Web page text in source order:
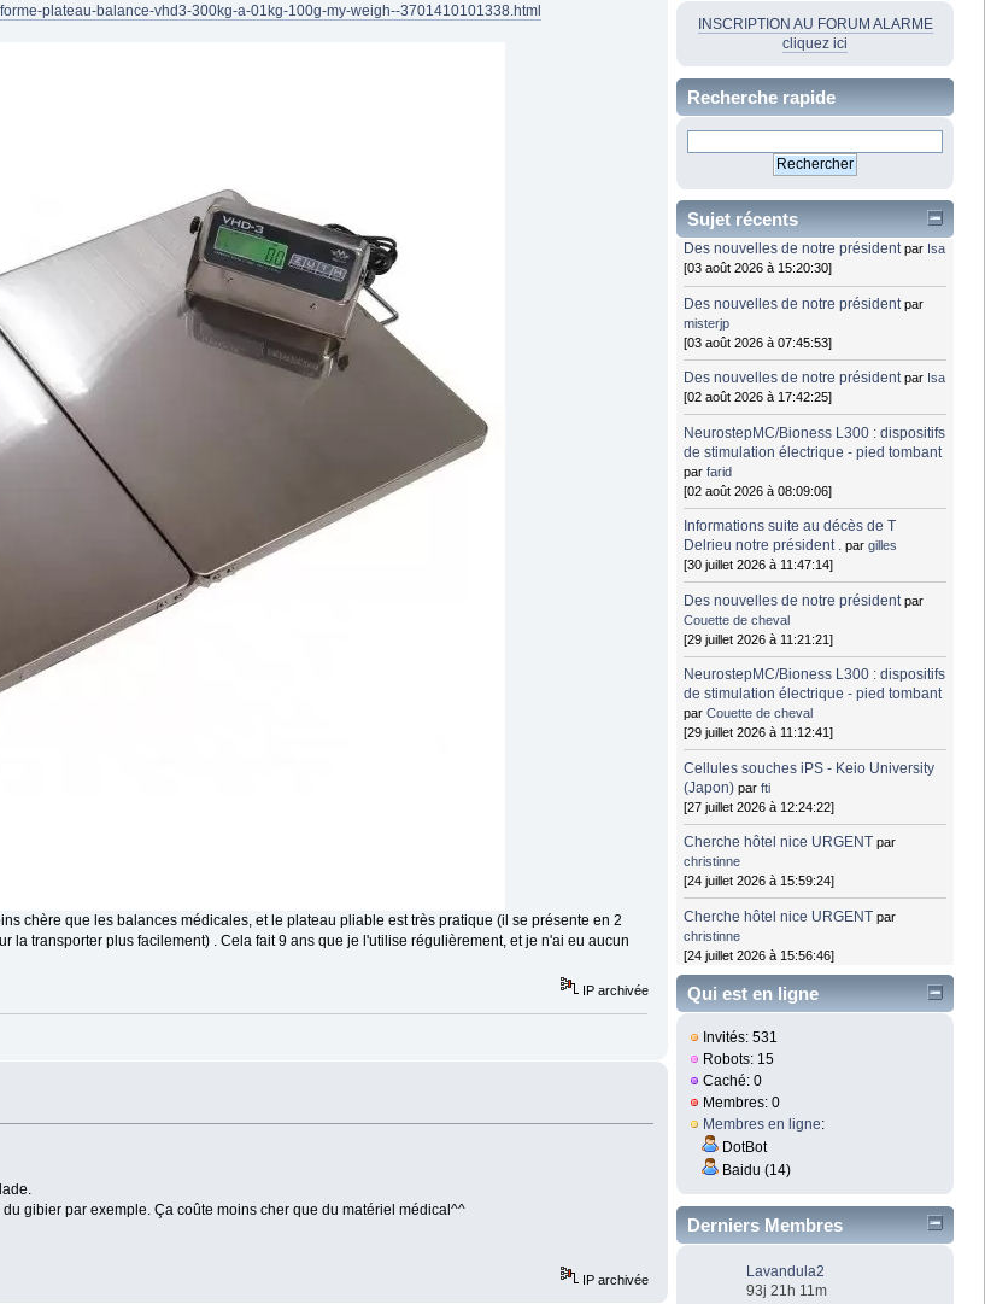
plateau-balance-vhd3-300kg-a-01kg-100g-my-weigh--3701410101338.html
chère que les balances médicales, et le plateau pliable est très pratique (il se présente en 2
la transporter plus facilement) . Cela fait 9 ans que je l'utilise régulièrement, et je n'ai eu aucun
IP archivée
gibier par exemple. Ça coûte moins cher que du matériel médical^^
IP archivée
INSCRIPTION AU FORUM ALARME
cliquez ici
Recherche rapide
Sujet récents
Des nouvelles de notre président par Isa
[03 août 2026 à 15:20:30]
Des nouvelles de notre président par
misterjp
[03 août 2026 à 07:45:53]
Des nouvelles de notre président par Isa
[02 août 2026 à 17:42:25]
NeurostepMC/Bioness L300 : dispositifs
de stimulation électrique - pied tombant
parfarid
[02 août 2026 à 08:09:06]
Informations suite au décès de T
Delrieu notre président . pargilles
[30 juillet 2026 à 11:47:14]
Des nouvelles de notre président par
Couette de cheval
[29 juillet 2026 à 11:21:21]
NeurostepMC/Bioness L300 : dispositifs
de stimulation électrique - pied tombant
parCouette de cheval
[29 juillet 2026 à 11:12:41]
Cellules souches iPS - Keio University
(Japon) parfti
[27 juillet 2026 à 12:24:22]
Cherche hôtel nice URGENT par
christinne
[24 juillet 2026 à 15:59:24]
Cherche hôtel nice URGENT par
christinne
[24 juillet 2026 à 15:56:46]
Qui est en ligne
Invités: 531
Robots: 15
Caché: 0
Membres: 0
Membres en ligne:
DotBot
Baidu (14)
Derniers Membres
Lavandula2
93j 21h 11m